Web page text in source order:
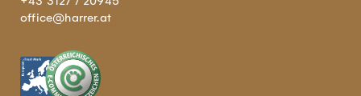
office@harrer.at